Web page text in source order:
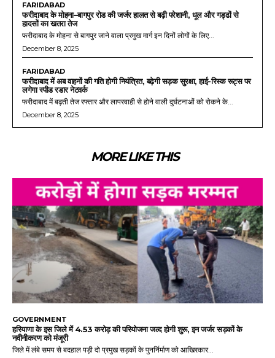
FARIDABAD
फरीदाबाद के मोहना–बागपुर रोड की जर्जर हालत से बढ़ी परेशानी, धूल और गड्ढों से
हादसों का खतरा तेज
फरीदाबाद के मोहना से बागपुर जाने वाला प्रमुख मार्ग इन दिनों लोगों के लिए...
December 8, 2025
FARIDABAD
फरीदाबाद में अब वाहनों की गति होगी नियंत्रित, बढ़ेगी सड़क सुरक्षा, हाई-रिस्क रूट्स पर
लगेगा स्पीड रडार नेटवर्क
फरीदाबाद में बढ़ती तेज रफ्तार और लापरवाही से होने वाली दुर्घटनाओं को रोकने के...
December 8, 2025
MORE LIKE THIS
GOVERNMENT
हरियाणा के इस जिले में 4.53 करोड़ की परियोजना जल्द होगी शुरू, इन जर्जर सड़कों के
नवीनीकरण को मंजूरी
जिले में लंबे समय से बदहाल पड़ी दो प्रमुख सड़कों के पुनर्निर्माण को आखिरकार...